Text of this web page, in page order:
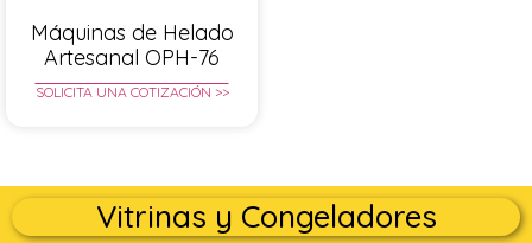
Máquinas de Helado
Artesanal OPH-76
SOLICITA UNA COTIZACIÓN >>
Vitrinas y Congeladores